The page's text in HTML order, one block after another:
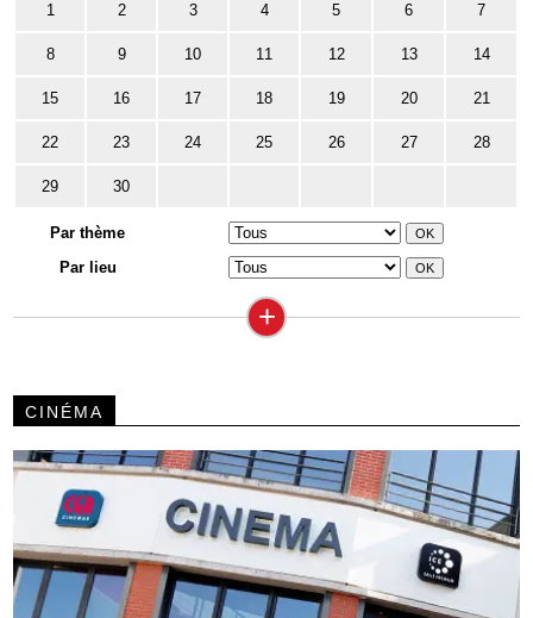
1 2 3 4 5 6 7
8 9 10 11 12 13 14
15 16 17 18 19 20 21
22 23 24 25 26 27 28
29 30
Par thème
Par lieu
+
CINÉMA